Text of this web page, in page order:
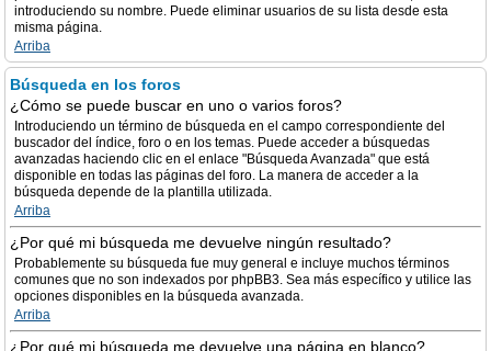
introduciendo su nombre. Puede eliminar usuarios de su lista desde esta
misma página.
Arriba
Búsqueda en los foros
¿Cómo se puede buscar en uno o varios foros?
Introduciendo un término de búsqueda en el campo correspondiente del
buscador del índice, foro o en los temas. Puede acceder a búsquedas
avanzadas haciendo clic en el enlace "Búsqueda Avanzada" que está
disponible en todas las páginas del foro. La manera de acceder a la
búsqueda depende de la plantilla utilizada.
Arriba
¿Por qué mi búsqueda me devuelve ningún resultado?
Probablemente su búsqueda fue muy general e incluye muchos términos
comunes que no son indexados por phpBB3. Sea más específico y utilice las
opciones disponibles en la búsqueda avanzada.
Arriba
¿Por qué mi búsqueda me devuelve una página en blanco?